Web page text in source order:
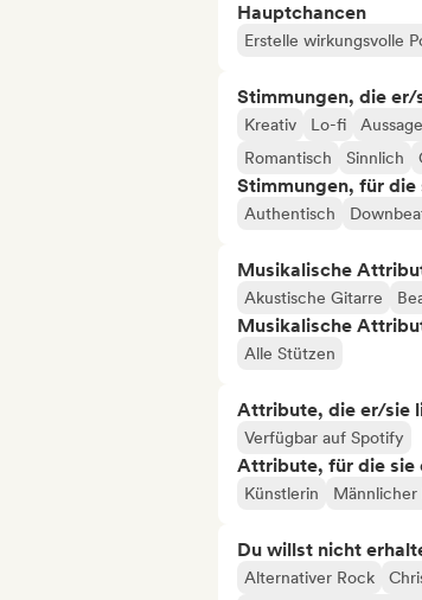
Hauptchancen
Erstelle wirkungsvolle
Stimmungen, die er/
Kreativ Lo-fi
Romantisch
Sinnlich
Stimmungen, für
Authentisch
Musikalische
Akustische Gitarre
Musikalische
Alle Stützen
Attribute, die er/sie
Verfügbar auf Spotify
Attribute, für die sie
Künstlerin Männlicher
Du willst nicht
Alternativer Rock